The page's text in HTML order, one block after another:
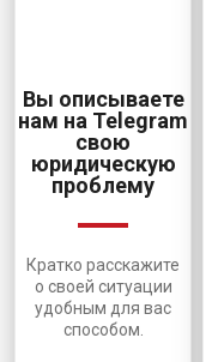
Вы описываете
нам на Telegram
свою
юридическую
проблему
Кратко расскажите
о своей ситуации
удобным для вас
способом.